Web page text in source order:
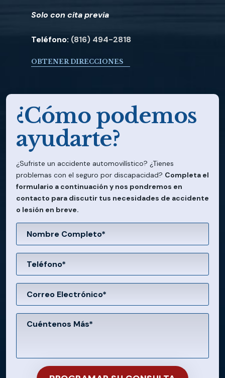
Solo con cita previa
Teléfono: (816) 494-2818
OBTENER DIRECCIONES
¿Cómo podemos
ayudarte?
¿Sufriste un accidente automovilístico? ¿Tienes
problemas con el seguro por discapacidad? Completa el
formulario a continuación y nos pondremos en
contacto para discutir tus necesidades de accidente
o lesión en breve.